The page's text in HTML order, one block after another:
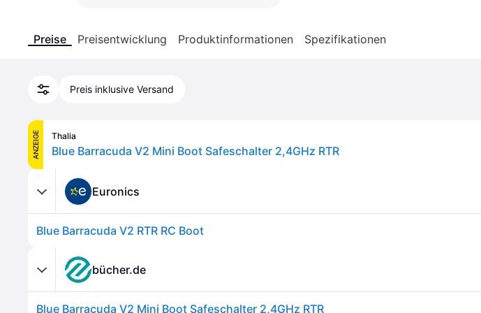
Preise Preisentwicklung Produktinformationen Spezifikationen
Preis inklusive Versand
ANZEIGE Thalia
Blue Barracuda V2 Mini Boot Safeschalter 2,4GHz RTR
Euronics
Blue Barracuda V2 RTR RC Boot
bücher.de
Blue Barracuda V2 Mini Boot Safeschalter 2,4GHz RTR